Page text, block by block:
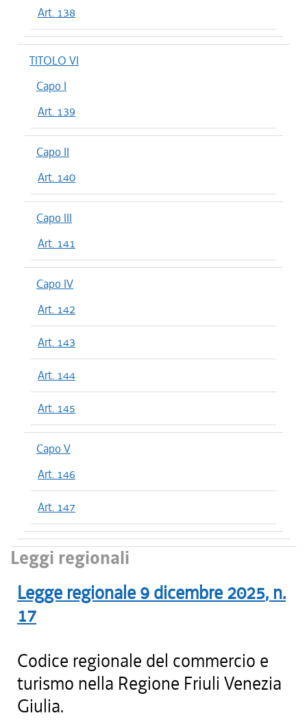
Art. 138
TITOLO VI
Capo I
Art. 139
Capo II
Art. 140
Capo III
Art. 141
Capo IV
Art. 142
Art. 143
Art. 144
Art. 145
Capo V
Art. 146
Art. 147
Leggi regionali
Legge regionale 9 dicembre 2025, n.
17
Codice regionale del commercio e
turismo nella Regione Friuli Venezia
Giulia.